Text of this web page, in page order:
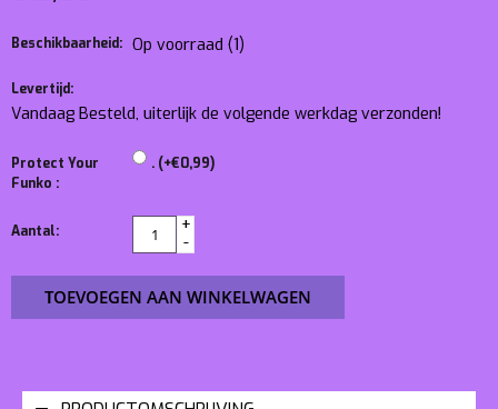
Beschikbaarheid: Op voorraad (1)
Levertijd:
Vandaag Besteld, uiterlijk de volgende werkdag verzonden!
Protect Your
Funko :
. (+€0,99)
Aantal:
+
-
TOEVOEGEN AAN WINKELWAGEN